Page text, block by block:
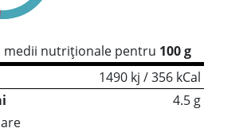
medii nutriționale pentru 100 g
1490 kj / 356 kCal
4.5 g